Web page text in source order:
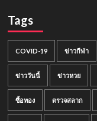
Tags
COVID-19 ข่าวกีฬา
ข่าววันนี้ ข่าวหวย
ซื้อทอง ตรวจสลาก